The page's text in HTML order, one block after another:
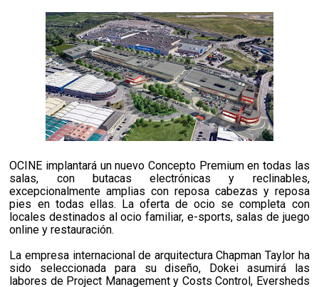
OCINE implantará un nuevo Concepto Premium en todas las
salas, con butacas electrónicas y reclinables,
excepcionalmente amplias con reposa cabezas y reposa
pies en todas ellas. La oferta de ocio se completa con
locales destinados al ocio familiar, e-sports, salas de juego
online y restauración.
La empresa internacional de arquitectura Chapman Taylor ha
sido seleccionada para su diseño, Dokei asumirá las
labores de Project Management y Costs Control, Eversheds